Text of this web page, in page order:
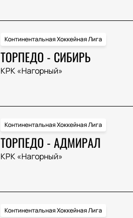
Континентальная Хоккейная Лига
ТОРПЕДО - СИБИРЬ
КРК «Нагорный»
Континентальная Хоккейная Лига
ТОРПЕДО - АДМИРАЛ
КРК «Нагорный»
Континентальная Хоккейная Лига